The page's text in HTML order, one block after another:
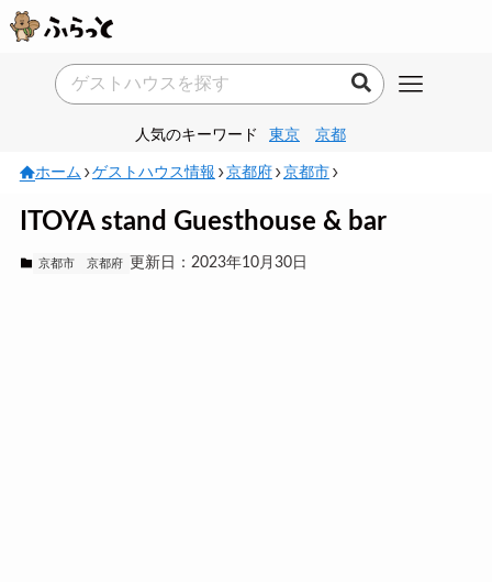
人気のキーワード 東京 京都
ホーム ゲストハウス情報 京都府 京都市
ITOYA stand Guesthouse & bar
京都市 京都府 更新日：2023年10月30日